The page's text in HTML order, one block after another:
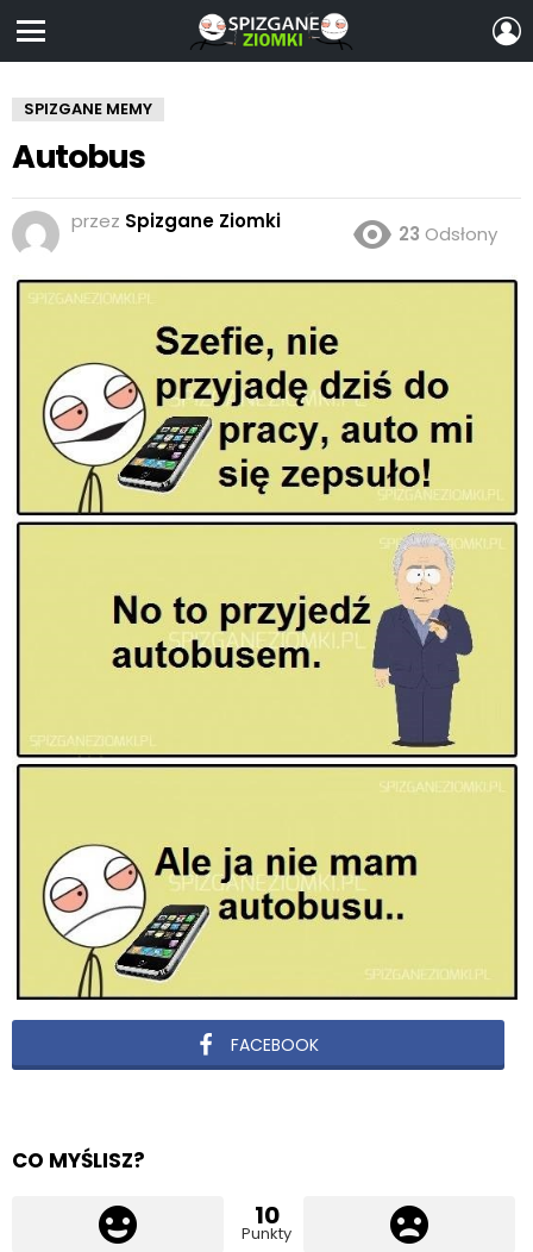
SPIZGANE MEMY
Autobus
przez Spizgane Ziomki
23 Odsłony
FACEBOOK
CO MYŚLISZ?
10
Punkty